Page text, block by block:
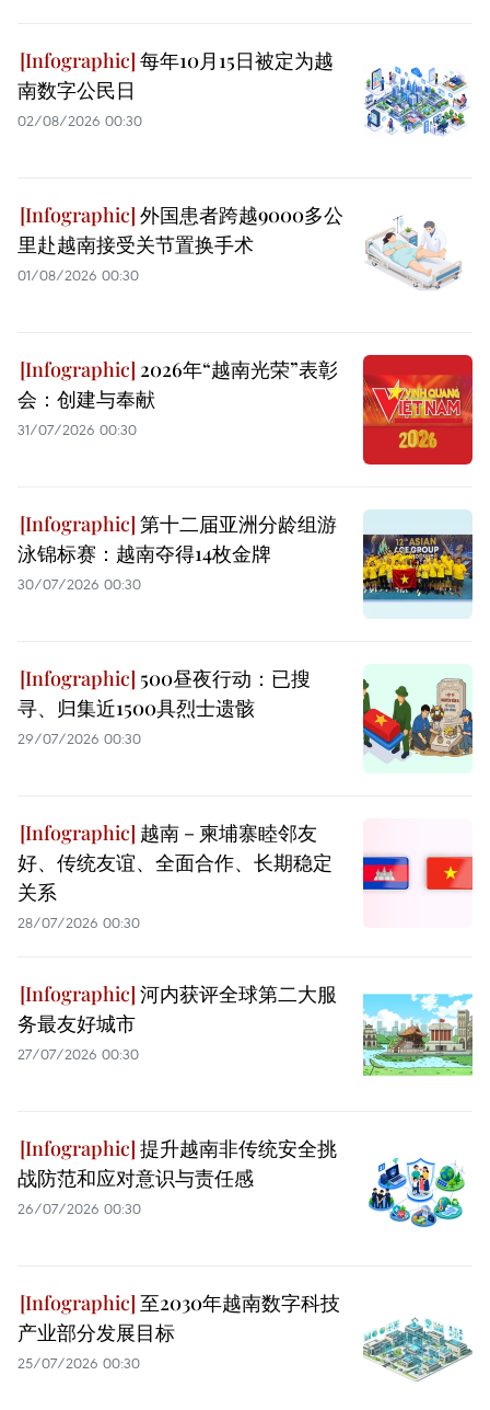
每年10月15日被定为越
南数字公民日
02/08/2026 00:30
外国患者跨越9000多公
里赴越南接受关节置换手术
01/08/2026 00:30
2026年“越南光荣”表彰
会：创建与奉献
31/07/2026 00:30
第十二届亚洲分龄组游
泳锦标赛：越南夺得14枚金牌
30/07/2026 00:30
500昼夜行动：已搜
寻、归集近1500具烈士遗骸
29/07/2026 00:30
越南－柬埔寨睦邻友
好、传统友谊、全面合作、长期稳定
关系
28/07/2026 00:30
河内获评全球第二大服
务最友好城市
27/07/2026 00:30
提升越南非传统安全挑
战防范和应对意识与责任感
26/07/2026 00:30
至2030年越南数字科技
产业部分发展目标
25/07/2026 00:30